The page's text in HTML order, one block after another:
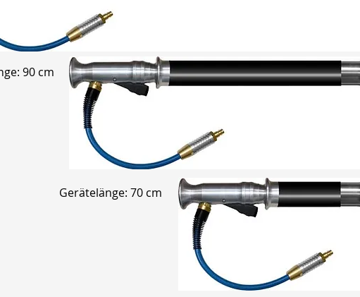
90 cm
Gerätelänge: 70 cm